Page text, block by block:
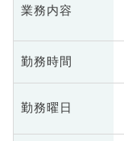
業務内容
勤務時間
勤務曜日